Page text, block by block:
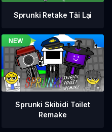
Sprunki Retake Tải Lại
Sprunki Skibidi Toilet
Remake